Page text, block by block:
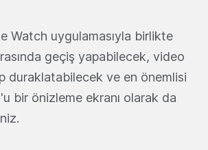
Watch uygulamasıyla birlikte
geçiş yapabilecek, video
duraklatabilecek ve en önemlisi
bir önizleme ekranı olarak da